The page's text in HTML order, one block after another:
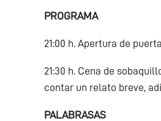
PROGRAMA
21:00 h. Apertura de
21:30 h. Cena de
contar un relato breve,
PALABRASAS